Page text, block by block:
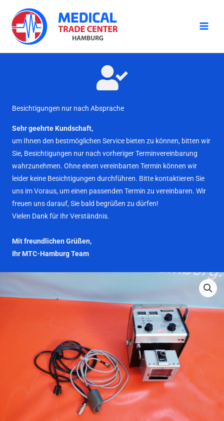
Inhalt
springen
Besichtigungen nur nach Absprache
Sehr geehrte Kundschaft,
um Ihnen den bestmöglichen Service bieten zu können, bitten wir
Sie, Besichtigungen nur nach vorheriger Terminvereinbarung
wahrzunehmen. Ohne einen vereinbarten Termin können wir
leider keine Besichtigungen durchführen. Bitte kontaktieren Sie
uns im Voraus, um einen passenden Termin zu vereinbaren. Wir
freuen uns darauf, Sie bald begrüßen zu dürfen!
Vielen Dank für Ihr Verständnis.
Mit freundlichen Grüßen,
Ihr MTC-Hamburg Team